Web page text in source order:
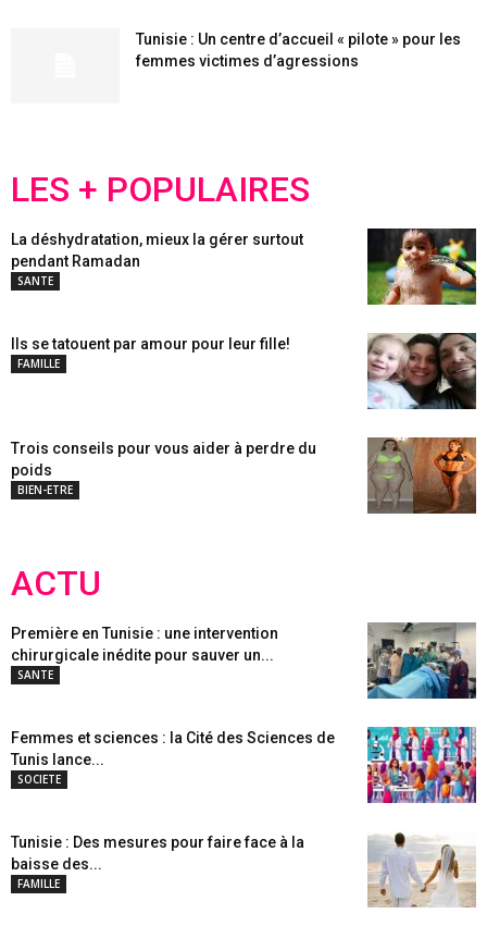
Tunisie : Un centre d’accueil « pilote » pour les
femmes victimes d’agressions
LES + POPULAIRES
La déshydratation, mieux la gérer surtout
pendant Ramadan
SANTE
Ils se tatouent par amour pour leur fille!
FAMILLE
Trois conseils pour vous aider à perdre du
poids
BIEN-ETRE
ACTU
Première en Tunisie : une intervention
chirurgicale inédite pour sauver un...
SANTE
Femmes et sciences : la Cité des Sciences de
Tunis lance...
SOCIETE
Tunisie : Des mesures pour faire face à la
baisse des...
FAMILLE